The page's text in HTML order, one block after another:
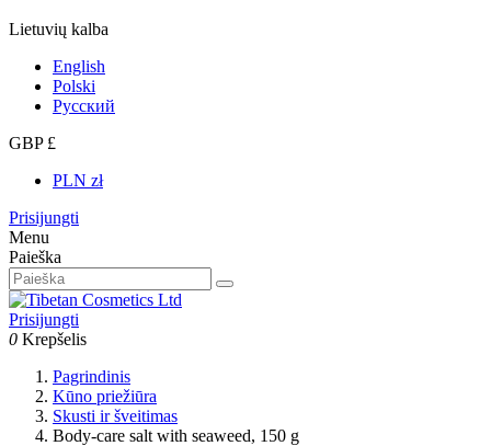
Lietuvių kalba
English
Polski
Русский
GBP £
PLN zł
Prisijungti
Menu
Paieška
Prisijungti
0 Krepšelis
Pagrindinis
Kūno priežiūra
Skusti ir šveitimas
Body-care salt with seaweed, 150 g